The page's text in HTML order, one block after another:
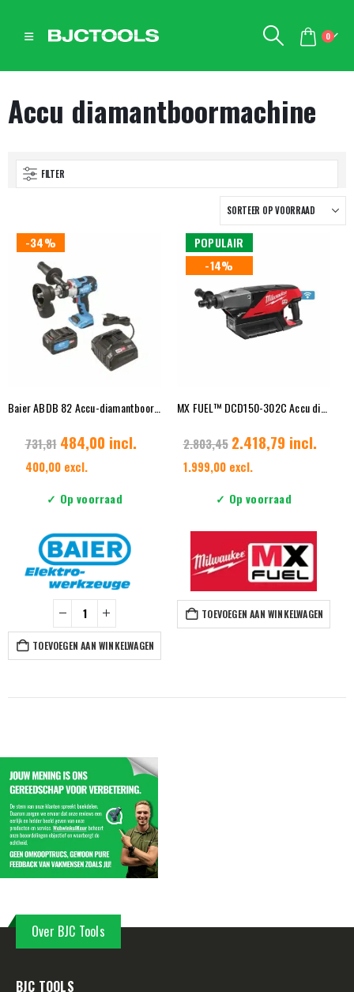
0
Accu diamantboormachine
FILTER
-34%
731,81 484,00 incl.
400,00 excl.
✓ Op voorraad
TOEVOEGEN AAN WINKELWAGEN
POPULAIR
-14%
2.803,45 2.418,79 incl.
1.999,00 excl.
✓ Op voorraad
TOEVOEGEN AAN WINKELWAGEN
Over BJC Tools
BJC TOOLS